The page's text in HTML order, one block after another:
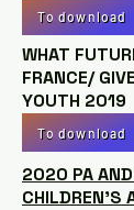
To download
WHAT
FRANCE/
YOUTH 2019
To download
2020 PA
CHILDREN'S